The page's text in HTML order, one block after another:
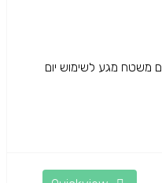
משטח מגע לשימוש יום